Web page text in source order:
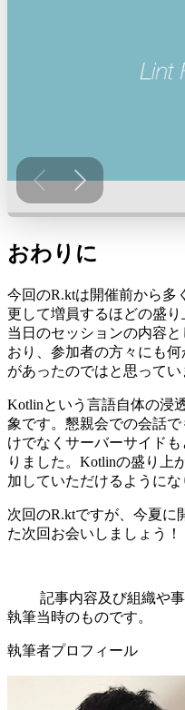
おわりに
今回のR.ktは開催前から多
更して増員するほどの盛り
当日のセッションの内容
おり、参加者の方々にも
があったのではと思ってい
Kotlinという言語自体の浸
象です。懇親会での会話
けでなくサーバーサイド
りました。Kotlinの盛り上
加していただけるようにな
次回のR.ktですが、今夏に
た次回お会いしましょう！
記事内容及び組織や
執筆当時のものです。
執筆者プロフィール